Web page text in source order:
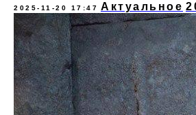
2025-11-20 17:47 Актуальное